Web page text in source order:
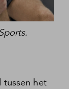
tussen het